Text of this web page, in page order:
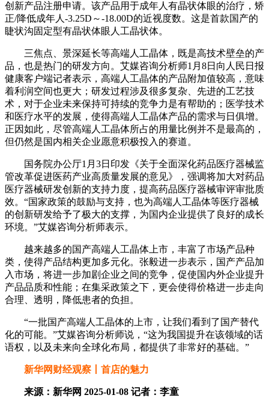
创新产品注册申请。该产品用于成年人有晶状体眼的治疗，矫
正/降低成年人-3.25D～-18.00D的近视度数。这是首款国产的
睫状沟固定型有晶状体眼人工晶状体。
三焦点、景深延长等高端人工晶体，既是高技术壁垒的产
品，也是热门的研发方向。艾媒咨询分析师1月8日向人民日报
健康客户端记者表示，高端人工晶体的产品附加值较高，意味
着利润空间也更大；研发过程涉及很多复杂、先进的工艺技
术，对于企业未来保持可持续的竞争力是有帮助的；医学技术
和医疗水平的发展，使得高端人工晶体产品的需求与日俱增。
正因如此，尽管高端人工晶体所占的用量比例并不是最高的，
但仍然是国内相关企业愿意积极投入的赛道。
国务院办公厅1月3日印发《关于全面深化药品医疗器械监
管改革促进医药产业高质量发展的意见》，强调将加大对药品
医疗器械研发创新的支持力度，提高药品医疗器械审评审批质
效。“国家政策的鼓励与支持，也为高端人工晶体等医疗器械
的创新研发给予了极大的支撑，为国内企业提供了良好的成长
环境。”艾媒咨询分析师表示。
越来越多的国产高端人工晶体上市，丰富了市场产品种
类，使得产品结构更加多元化。张毅进一步表示，国产产品加
入市场，将进一步加剧企业之间的竞争，促使国内外企业提升
产品品质和性能；在集采政策之下，更会使得价格进一步走向
合理、透明，降低患者的负担。
“一批国产高端人工晶体的上市，让我们看到了国产替代
化的可能。”艾媒咨询分析师说，“这为我国提升在该领域的话
语权，以及未来向全球化布局，都提供了非常好的基础。”
新华网财经观察丨首店的魅力
来源：新华网 2025-01-08 记者：李童